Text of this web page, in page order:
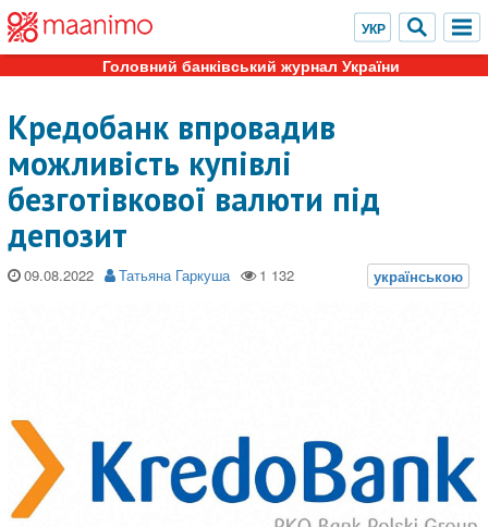
Головний банківський журнал України
Кредобанк впровадив
можливість купівлі
безготівкової валюти під
депозит
09.08.2022 Татьяна Гаркуша